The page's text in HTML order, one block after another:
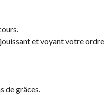
et voyant votre
de grâces.